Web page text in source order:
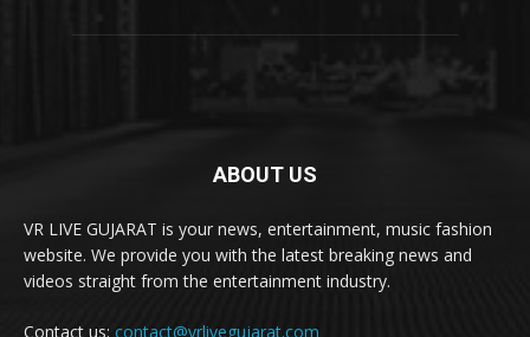
ABOUT US
VR LIVE GUJARAT is your news, entertainment, music fashion
website. We provide you with the latest breaking news and
videos straight from the entertainment industry.
Contact us: contact@vrlivegujarat.com